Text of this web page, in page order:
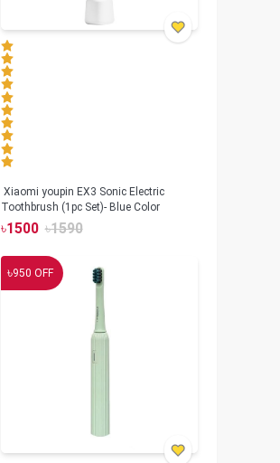
Xiaomi youpin EX3 Sonic Electric
Toothbrush (1pc Set)- Blue Color
৳1500 ৳1590
৳950 OFF